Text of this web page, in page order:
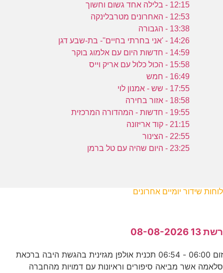
12:15 - בלילה אחד גשום וחשוך
12:53 - האחרונים מטרבלינקה
13:38 - הגבורה
14:26 - 'אני בחרתי בחיים''- בת-שבע דגן
14:59 - חדשות היום עם אלמוג בוקר
15:58 - הכול כלול עם אריק וייס
16:49 - חמש
17:55 - שש - אמנון לוי
18:58 - אזור בחירה
19:55 - חדשות - המהדורה המרכזית
21:15 - קוד אריזונה
22:55 - הצינור
23:25 - היום שהיה עם טל ברמן
לוחות שידור יומיים אחרונים
רשת 13 08-08-2026
זום 06:00 - 06:54 תכנית אולפן מגזינית בהגשת היבה ברכאת
סלאמה אשר מביאה סיפורים וראיונות עם דמויות מהחברה